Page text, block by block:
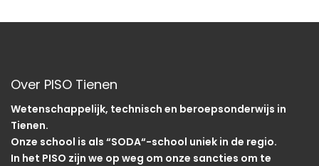
Over PISO Tienen
Wetenschappelijk, technisch en beroepsonderwijs in
Tienen.
Onze school is als “SODA“-school uniek in de regio.
In het PISO zijn we op weg om onze sancties om te